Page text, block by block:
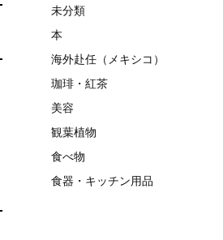
未分類
本
海外赴任（メキシコ）
珈琲・紅茶
美容
観葉植物
食べ物
食器・キッチン用品